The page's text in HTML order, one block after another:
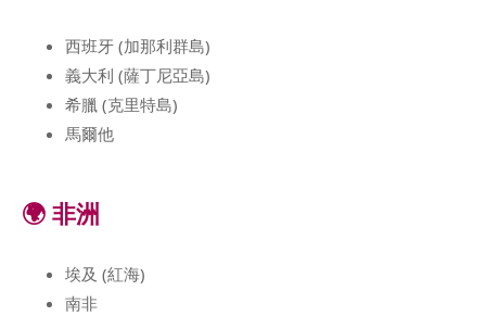
西班牙 (加那利群島)
義大利 (薩丁尼亞島)
希臘 (克里特島)
馬爾他
🌍 非洲
埃及 (紅海)
南非